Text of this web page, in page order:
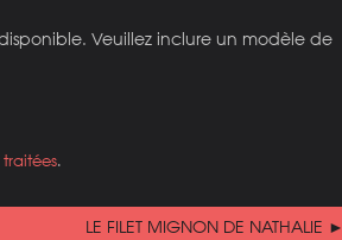
Veuillez inclure un modèle de
.
LE FILET MIGNON DE NATHALIE ►